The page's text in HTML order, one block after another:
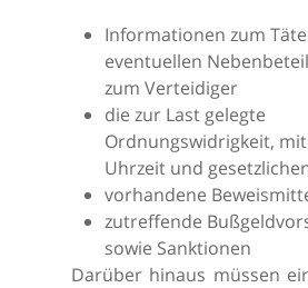
Informationen zum
eventuellen
zum Verteidiger
die zur Last gelegte
Ordnungswidrigkeit,
Uhrzeit und
vorhandene
zutreffende
sowie Sanktionen
Darüber hinaus müssen